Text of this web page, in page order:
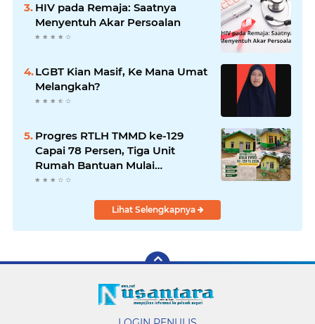
HIV pada Remaja: Saatnya
Menyentuh Akar Persoalan
LGBT Kian Masif, Ke Mana Umat
Melangkah?
Progres RTLH TMMD ke-129
Capai 78 Persen, Tiga Unit
Rumah Bantuan Mulai
Rampung
Lihat Selengkapnya